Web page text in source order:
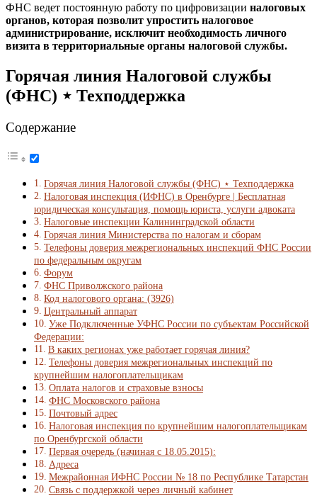
ФНС ведет постоянную работу по цифровизации налоговых
органов, которая позволит упростить налоговое
администрирование, исключит необходимость личного
визита в территориальные органы налоговой службы.
Горячая линия Налоговой службы
(ФНС) ⋆ Техподдержка
Содержание
Горячая линия Налоговой службы (ФНС) ⋆ Техподдержка
Налоговая инспекция (ИФНС) в Оренбурге | Бесплатная
юридическая консультация, помощь юриста, услуги адвоката
Налоговые инспекции Калининградской области
Горячая линия Министерства по налогам и сборам
Телефоны доверия межрегиональных инспекций ФНС России
по федеральным округам
Форум
ФНС Приволжского района
Код налогового органа: (3926)
Центральный аппарат
Уже Подключенные УФНС России по субъектам Российской
Федерации:
В каких регионах уже работает горячая линия?
Телефоны доверия межрегиональных инспекций по
крупнейшим налогоплательщикам
Оплата налогов и страховые взносы
ФНС Московского района
Почтовый адрес
Налоговая инспекция по крупнейшим налогоплательщикам
по Оренбургской области
Первая очередь (начиная с 18.05.2015):
Адреса
Межрайонная ИФНС России № 18 по Республике Татарстан
Связь с поддержкой через личный кабинет